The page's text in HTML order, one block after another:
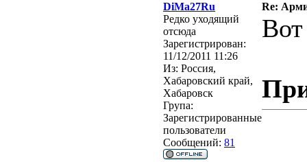
DiMa27Ru
Re:
Редко уходящий
отсюда
Зарегистрирован:
11/12/2011 11:26
Из: Россия,
Хабаровский край,
Хабаровск
Група:
Зарегистрированные
пользователи
Сообщений: 81